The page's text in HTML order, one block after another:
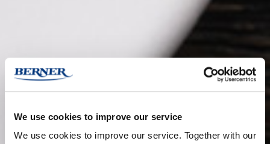
We use cookies to improve our service
We use cookies to improve our service. Together with our